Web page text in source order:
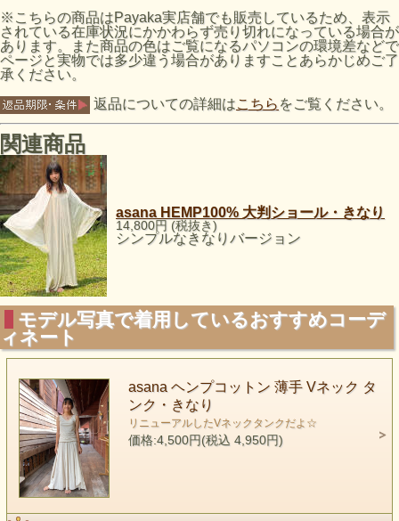
※こちらの商品はPayaka実店舗でも販売しているため、表示
されている在庫状況にかかわらず売り切れになっている場合が
あります。また商品の色はご覧になるパソコンの環境差などで
ページと実物では多少違う場合がありますことあらかじめご了
承ください。
返品についての詳細はこちら をご覧ください。
関連商品
asana HEMP100% 大判ショール・きなり
14,800円 (税抜き)
シンプルなきなりバージョン
モデル写真で着用しているおすすめコーデ
ィネート
asana ヘンプコットン 薄手 Vネック タ
ンク・きなり
リニューアルしたVネックタンクだよ☆
価格:4,500円(税込 4,950円)